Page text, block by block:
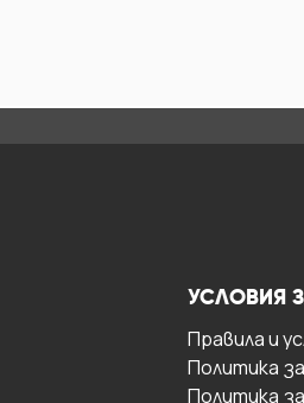
УСЛОВИЯ
Правила и
Политика
Политика